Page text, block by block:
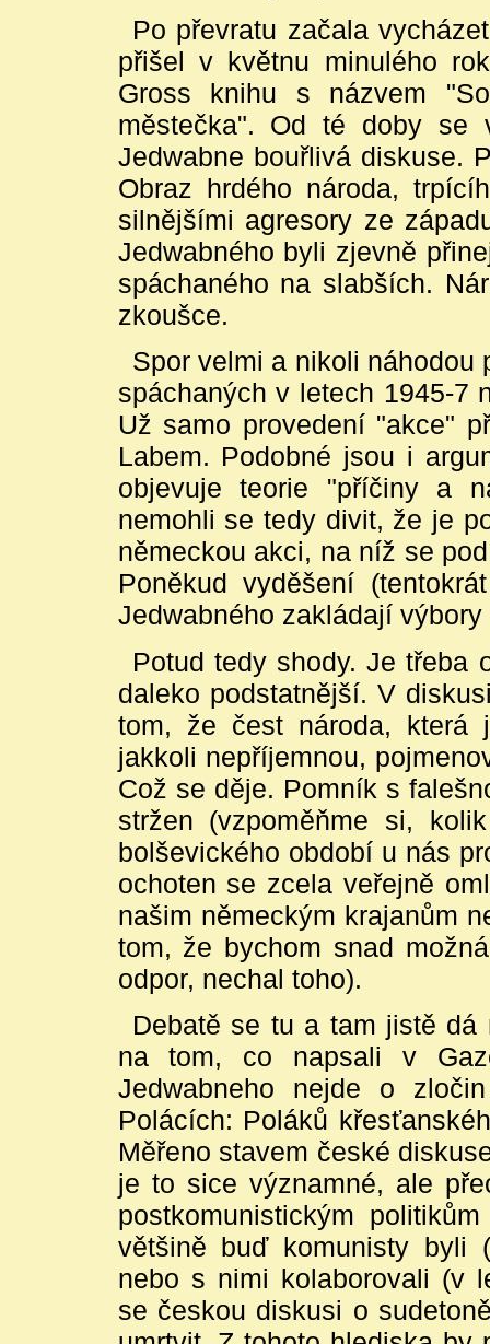
Po převratu začala
přišel v květnu minulého
Gross knihu s názvem
městečka". Od té doby se
Jedwabne bouřlivá diskuse.
Obraz hrdého národa,
silnějšími agresory ze
Jedwabného byli zjevně
spáchaného na slabších.
zkoušce.
Spor velmi a nikoli náhodou
spáchaných v letech 1945-7
Už samo provedení "akce"
Labem. Podobné jsou i
objevuje teorie "příčiny a
nemohli se tedy divit, že je
německou akci, na níž se
Poněkud vyděšení
Jedwabného zakládají
Potud tedy shody. Je třeba
daleko podstatnější. V
tom, že čest národa, která
jakkoli nepříjemnou,
Což se děje. Pomník s
stržen (vzpoměňme si,
bolševického období u nás
ochoten se zcela veřejně
našim německým krajanům
tom, že bychom snad
odpor, nechal toho).
Debatě se tu a tam jistě dá
na tom, co napsali v
Jedwabneho nejde o
Polácích: Poláků
Měřeno stavem české
je to sice významné, ale
postkomunistickým
většině buď komunisty byli
nebo s nimi kolaborovali (v
se českou diskusi o